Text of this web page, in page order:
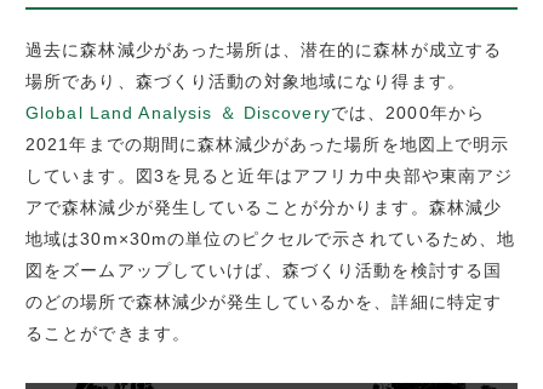
過去に森林減少があった場所は、潜在的に森林が成立する
場所であり、森づくり活動の対象地域になり得ます。
Global Land Analysis ＆ Discoveryでは、2000年から
2021年までの期間に森林減少があった場所を地図上で明示
しています。図3を見ると近年はアフリカ中央部や東南アジ
アで森林減少が発生していることが分かります。森林減少
地域は30m×30mの単位のピクセルで示されているため、地
図をズームアップしていけば、森づくり活動を検討する国
のどの場所で森林減少が発生しているかを、詳細に特定す
ることができます。